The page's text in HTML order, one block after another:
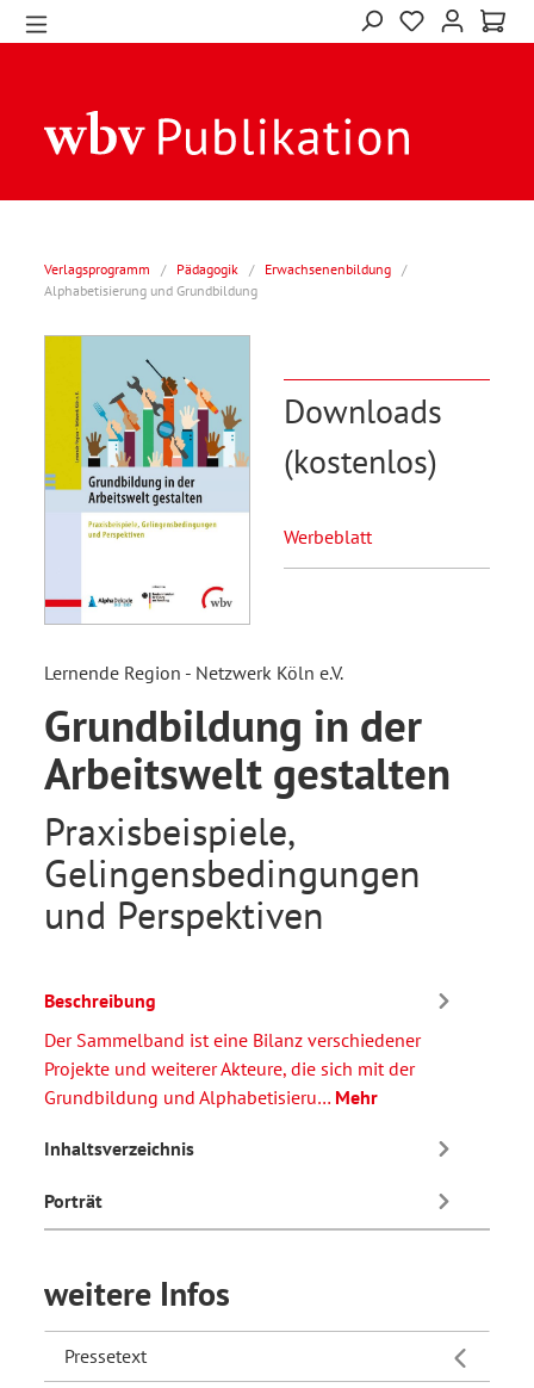
Verlagsprogramm / Pädagogik / Erwachsenenbildung /
Alphabetisierung und Grundbildung
Downloads
(kostenlos)
Werbeblatt
Lernende Region - Netzwerk Köln e.V.
Grundbildung in der
Arbeitswelt gestalten
Praxisbeispiele,
Gelingensbedingungen
und Perspektiven
Beschreibung
Der Sammelband ist eine Bilanz verschiedener
Projekte und weiterer Akteure, die sich mit der
Grundbildung und Alphabetisieru… Mehr
Inhaltsverzeichnis
Porträt
weitere Infos
Pressetext